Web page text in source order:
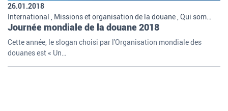
26.01.2018
Journée mondiale de la douane 2018
Cette année, le slogan choisi par l'Organisation mondiale des
douanes est « Un…